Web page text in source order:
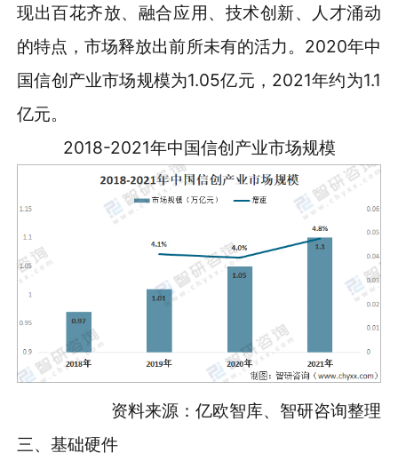
现出百花齐放、融合应用、技术创新、人才涌动
的特点，市场释放出前所未有的活力。2020年中
国信创产业市场规模为1.05亿元，2021年约为1.1
亿元。
2018-2021年中国信创产业市场规模
资料来源：亿欧智库、智研咨询整理
三、基础硬件